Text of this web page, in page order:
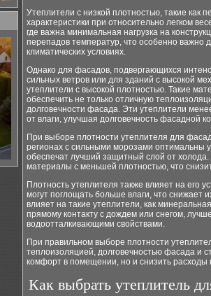
Утеплители с низкой плотностью, такие
характеристики при относительно легком
где важна минимальная нагрузка на
перепадов температур, что особенно важно
климатических условиях.
Однако для фасадов, подвергающихся
сильных ветров или для зданий с высокой
утеплители с высокой плотностью. Такие
обеспечить не только отличную
долговечности фасада. Эти утеплители
от влаги, улучшая долговечность фасадной
При выборе плотности утеплителя для
регионах с сильными морозами оптимальны
обеспечат лучший защитный слой от
материалы с меньшей плотностью, что
Плотность утеплителя также влияет на его
могут поглощать больше влаги, что снижает
влияет на такие утеплители, как
прямому контакту с дождем или снегом,
водоотталкивающими свойствами.
При правильном выборе плотности
теплоизоляцией, долговечностью фасада и
комфорт в помещении, но и снизить
Как выбрать утеплитель